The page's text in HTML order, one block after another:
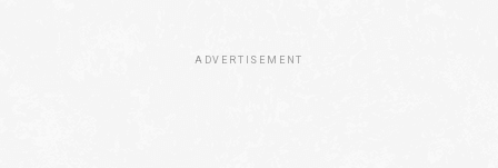
ADVERTISEMENT